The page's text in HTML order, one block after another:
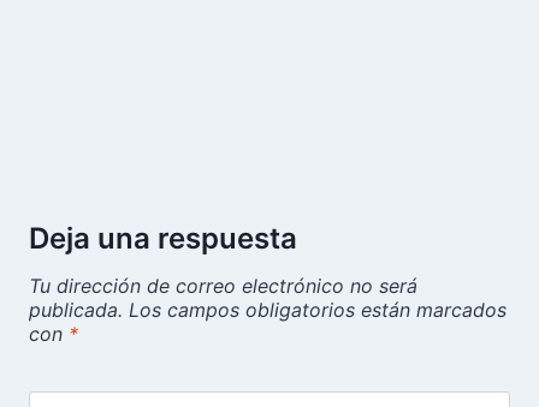
Deja una respuesta
Tu dirección de correo electrónico no será
publicada. Los campos obligatorios están marcados
con *